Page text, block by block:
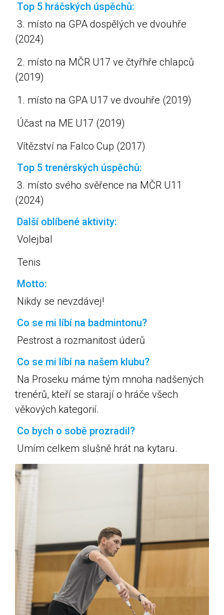
Top 5 hráčských úspěchů:
3. místo na GPA dospělých ve dvouhře
(2024)
2. místo na MČR U17 ve čtyřhře chlapců
(2019)
1. místo na GPA U17 ve dvouhře (2019)
Účast na ME U17 (2019)
Vítězství na Falco Cup (2017)
Top 5 trenérských úspěchů:
3. místo svého svěřence na MČR U11
(2024)
Další oblíbené aktivity:
Volejbal
Tenis
Motto:
Nikdy se nevzdávej!
Co se mi líbí na badmintonu?
Pestrost a rozmanitost úderů
Co se mi líbí na našem klubu?
Na Proseku máme tým mnoha nadšených
trenérů, kteří se starají o hráče všech
věkových kategorií.
Co bych o sobě prozradil?
Umím celkem slušně hrát na kytaru.